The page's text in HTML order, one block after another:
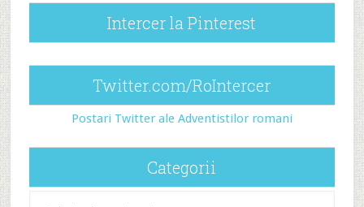
Intercer la Pinterest
Twitter.com/RoIntercer
Postari Twitter ale Adventistilor romani
Categorii